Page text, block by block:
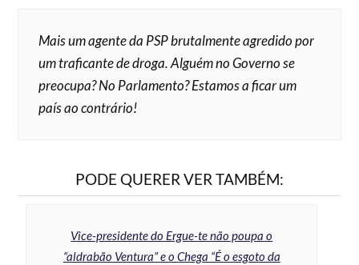
Mais um agente da PSP brutalmente agredido por
um traficante de droga. Alguém no Governo se
preocupa? No Parlamento? Estamos a ficar um
país ao contrário!
PODE QUERER VER TAMBÉM:
Vice-presidente do Ergue-te não poupa o
“aldrabão Ventura” e o Chega “É o esgoto da